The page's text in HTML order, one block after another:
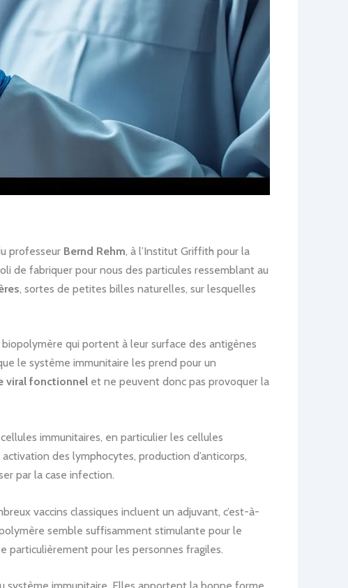
professeur Bernd Rehm, à l’Institut Griffith pour la
de fabriquer pour nous des particules ressemblant au
, sortes de petites billes naturelles, sur lesquelles
qui portent à leur surface des antigènes
le système immunitaire les prend pour un
viral fonctionnel et ne peuvent donc pas provoquer la
immunitaires, en particulier les cellules
des lymphocytes, production d’anticorps,
par la case infection.
vaccins classiques incluent un adjuvant, c’est-à-
semble suffisamment stimulante pour le
particulièrement pour les personnes fragiles.